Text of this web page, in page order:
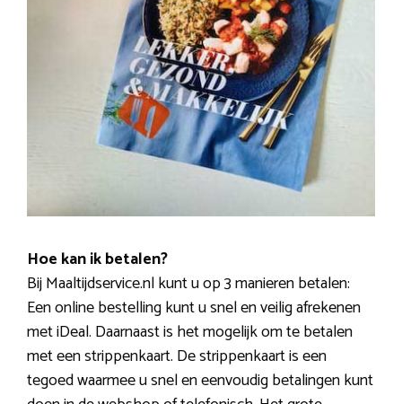
Hoe kan ik betalen?
Bij Maaltijdservice.nl kunt u op 3 manieren betalen:
Een online bestelling kunt u snel en veilig afrekenen
met iDeal. Daarnaast is het mogelijk om te betalen
met een strippenkaart. De strippenkaart is een
tegoed waarmee u snel en eenvoudig betalingen kunt